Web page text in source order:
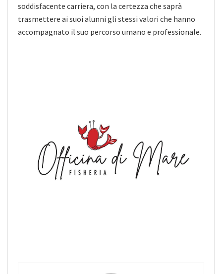
soddisfacente carriera, con la certezza che saprà
trasmettere ai suoi alunni gli stessi valori che hanno
accompagnato il suo percorso umano e professionale.